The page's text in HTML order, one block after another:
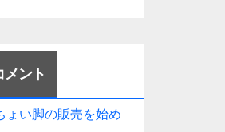
メント
ょい脚の販売を始め